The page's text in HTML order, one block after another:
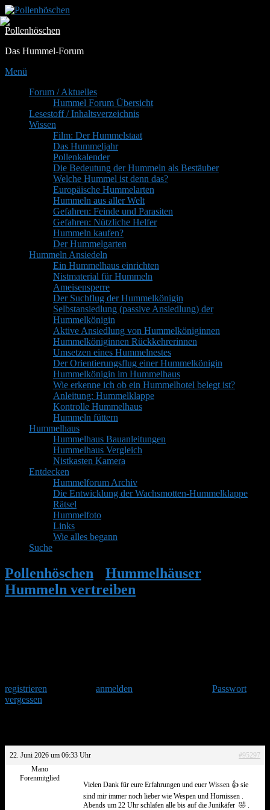
Zum
Inhalt
springen
Pollenhöschen
Das Hummel-Forum
Menü
PrimäresForum / Aktuelles
Hummel Forum Übersicht
Lesestoff / Inhaltsverzeichnis
Wissen
Film: Der Hummelstaat
Das Hummeljahr
Pollenkalender
Die Bedeutung der Hummeln als Bestäuber
Welche Hummel ist denn das?
Europäische Hummelarten
Hummeln aus aller Welt
Gefahren: Feinde und Parasiten
Gefahren: Nützliche Helfer
Hummeln kaufen?
Der Hummelgarten
Hummeln Ansiedeln
Ein Hummelhaus einrichten
Nistmaterial für Hummeln
Ameisensperre
Der Suchflug der Hummelkönigin
Selbstansiedlung (passive Ansiedlung) der
Hummelkönigin
Aktive Ansiedlung von Hummelköniginnen
Hummelköniginnen Rückkehrerinnen
Umsetzen eines Hummelnestes
Der Orientierungsflug einer Hummelkönigin
Hummelkönigin im Hummelhaus
Wie erkenne ich ob ein Hummelhotel belegt ist?
Anleitung: Hummelklappe
Kontrolle Hummelhaus
Hummeln füttern
Hummelhaus
Hummelhaus Bauanleitungen
Hummelhaus Vergleich
Nistkasten Kamera
Entdecken
Hummelforum Archiv
Die Entwicklung der Wachsmotten-Hummelklappe
Rätsel
Hummelfoto
Links
Wie alles begann
Suche
Pollenhöschen Hummelhäuser
Hummeln vertreiben
registrieren
anmelden
Passwort
vergessen
22. Juni 2026 um 06:33 Uhr
#95297
Mano
Forenmitglied
Vielen Dank für eure Erfahrungen und euer Wissen 👍 sie
sind mir immer noch lieber wie Wespen und Hornissen .
Abends um 22 Uhr schlafen alle bis auf die Junikäfer 🤣 .